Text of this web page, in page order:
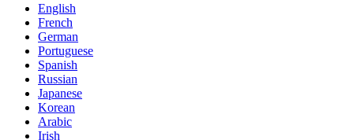
English
French
German
Portuguese
Spanish
Russian
Japanese
Korean
Arabic
Irish